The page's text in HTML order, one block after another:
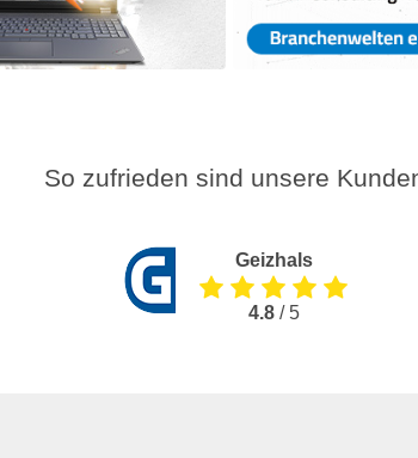
So zufrieden sind unsere
Geizhals
4.8/ 5